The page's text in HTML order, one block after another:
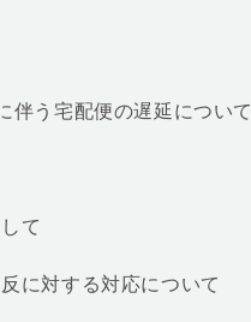
伴う宅配便の遅延について
て
に対する対応について